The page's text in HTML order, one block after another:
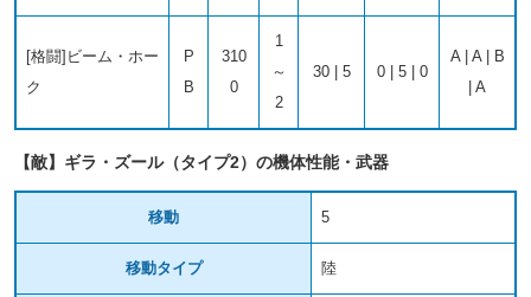
[格闘]ビーム・ホー
ク
P
B
310
0
1
～
2
30 | 5 0 | 5 | 0
A | A | B
| A
【敵】ギラ・ズール（タイプ2）の機体性能・武器
移動 5
移動タイプ 陸